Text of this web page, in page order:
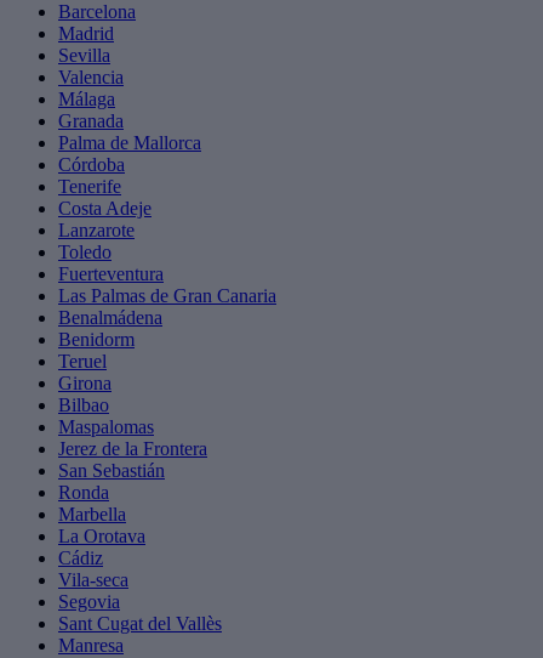
Barcelona
Madrid
Sevilla
Valencia
Málaga
Granada
Palma de Mallorca
Córdoba
Tenerife
Costa Adeje
Lanzarote
Toledo
Fuerteventura
Las Palmas de Gran Canaria
Benalmádena
Benidorm
Teruel
Girona
Bilbao
Maspalomas
Jerez de la Frontera
San Sebastián
Ronda
Marbella
La Orotava
Cádiz
Vila-seca
Segovia
Sant Cugat del Vallès
Manresa